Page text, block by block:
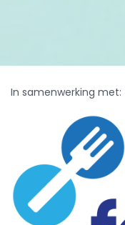
In samenwerking met: